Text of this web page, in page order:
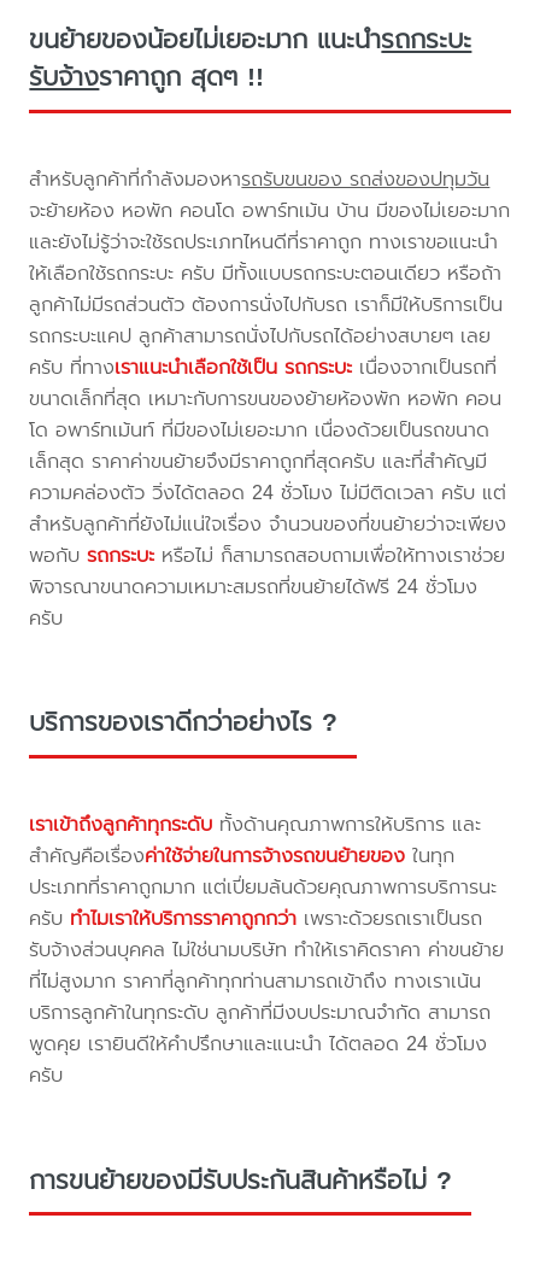
ขนย้ายของน้อยไม่เยอะมาก แนะนำรถกระบะ
รับจ้างราคาถูก สุดๆ !!
สำหรับลูกค้าที่กำลังมองหารถรับขนของ รถส่งของปทุมวัน
จะย้ายห้อง หอพัก คอนโด อพาร์ทเม้น บ้าน มีของไม่เยอะมาก
และยังไม่รู้ว่าจะใช้รถประเภทไหนดีที่ราคาถูก ทางเราขอแนะนำ
ให้เลือกใช้รถกระบะ ครับ มีทั้งแบบรถกระบะตอนเดียว หรือถ้า
ลูกค้าไม่มีรถส่วนตัว ต้องการนั่งไปกับรถ เราก็มีให้บริการเป็น
รถกระบะแคป ลูกค้าสามารถนั่งไปกับรถได้อย่างสบายๆ เลย
ครับ ที่ทางเราแนะนำเลือกใช้เป็น รถกระบะ เนื่องจากเป็นรถที่
ขนาดเล็กที่สุด เหมาะกับการขนของย้ายห้องพัก หอพัก คอน
โด อพาร์ทเม้นท์ ที่มีของไม่เยอะมาก เนื่องด้วยเป็นรถขนาด
เล็กสุด ราคาค่าขนย้ายจึงมีราคาถูกที่สุดครับ และที่สำคัญมี
ความคล่องตัว วิ่งได้ตลอด 24 ชั่วโมง ไม่มีติดเวลา ครับ แต่
สำหรับลูกค้าที่ยังไม่แน่ใจเรื่อง จำนวนของที่ขนย้ายว่าจะเพียง
พอกับรถกระบะ หรือไม่ ก็สามารถสอบถามเพื่อให้ทางเราช่วย
พิจารณาขนาดความเหมาะสมรถที่ขนย้ายได้ฟรี 24 ชั่วโมง
ครับ
บริการของเราดีกว่าอย่างไร ?
เราเข้าถึงลูกค้าทุกระดับ ทั้งด้านคุณภาพการให้บริการ และ
สำคัญคือเรื่องค่าใช้จ่ายในการจ้างรถขนย้ายของ ในทุก
ประเภทที่ราคาถูกมาก แต่เปี่ยมล้นด้วยคุณภาพการบริการนะ
ครับ ทำไมเราให้บริการราคาถูกกว่า เพราะด้วยรถเราเป็นรถ
รับจ้างส่วนบุคคล ไม่ใช่นามบริษัท ทำให้เราคิดราคา ค่าขนย้าย
ที่ไม่สูงมาก ราคาที่ลูกค้าทุกท่านสามารถเข้าถึง ทางเราเน้น
บริการลูกค้าในทุกระดับ ลูกค้าที่มีงบประมาณจำกัด สามารถ
พูดคุย เรายินดีให้คำปรึกษาและแนะนำ ได้ตลอด 24 ชั่วโมง
ครับ
การขนย้ายของมีรับประกันสินค้าหรือไม่ ?